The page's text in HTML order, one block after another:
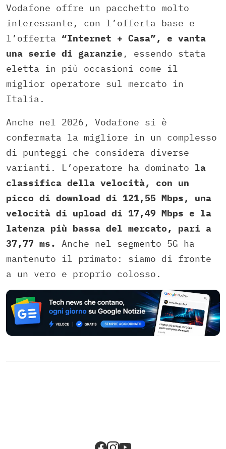
Vodafone offre un pacchetto molto
interessante, con l’offerta base e
l’offerta “Internet + Casa”, e vanta
una serie di garanzie , essendo stata
eletta in più occasioni come il
miglior operatore sul mercato in
Italia.
Anche nel 2026, Vodafone si è
confermata la migliore in un complesso
di punteggi che considera diverse
varianti. L’operatore ha dominato la
classifica della velocità, con un
picco di download di 121,55 Mbps, una
velocità di upload di 17,49 Mbps e la
latenza più bassa del mercato, pari a
37,77 ms.
Anche nel segmento 5G ha
mantenuto il primato: siamo di fronte
a un vero e proprio colosso.